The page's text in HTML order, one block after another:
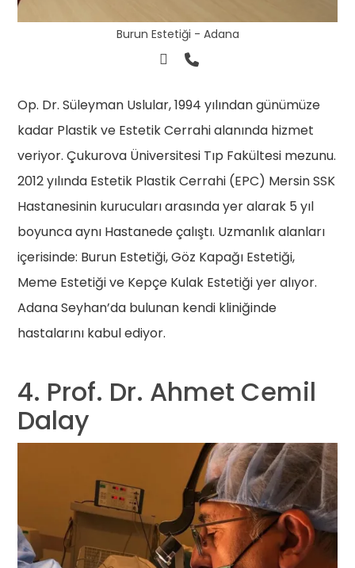
Burun Estetiği - Adana
Op. Dr. Süleyman Uslular, 1994 yılından günümüze
kadar Plastik ve Estetik Cerrahi alanında hizmet
veriyor. Çukurova Üniversitesi Tıp Fakültesi mezunu.
2012 yılında Estetik Plastik Cerrahi (EPC) Mersin SSK
Hastanesinin kurucuları arasında yer alarak 5 yıl
boyunca aynı Hastanede çalıştı. Uzmanlık alanları
içerisinde: Burun Estetiği, Göz Kapağı Estetiği,
Meme Estetiği ve Kepçe Kulak Estetiği yer alıyor.
Adana Seyhan’da bulunan kendi kliniğinde
hastalarını kabul ediyor.
4. Prof. Dr. Ahmet Cemil
Dalay